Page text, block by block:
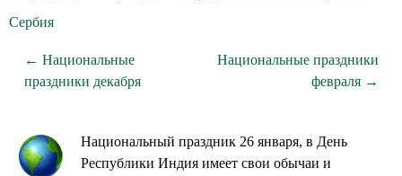
Сербия
← Национальные
праздники декабря
Национальные праздники
февраля →
Национальный праздник 26 января, в День
Республики Индия имеет свои обычаи и